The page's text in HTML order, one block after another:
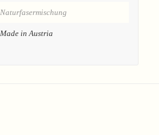
Naturfasermischung
Made in Austria